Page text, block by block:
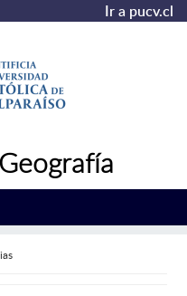
Ir a pucv.cl